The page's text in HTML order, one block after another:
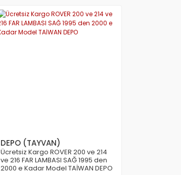
DEPO (TAYVAN)
Ücretsiz Kargo ROVER 200 ve 214
ve 216 FAR LAMBASI SAĞ 1995 den
2000 e Kadar Model TAİWAN DEPO